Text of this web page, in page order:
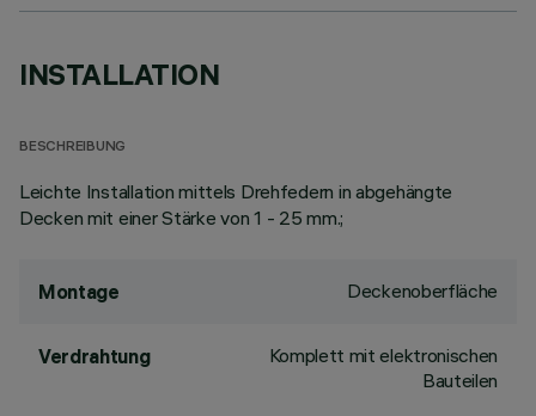
INSTALLATION
BESCHREIBUNG
Leichte Installation mittels Drehfedern in abgehängte
Decken mit einer Stärke von 1 - 25 mm.;
Montage Deckenoberfläche
Verdrahtung
Komplett mit elektronischen
Bauteilen